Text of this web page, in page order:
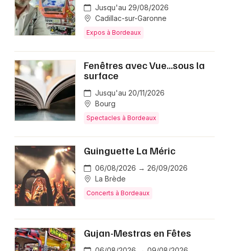
Jusqu'au 29/08/2026
Cadillac-sur-Garonne
Expos à Bordeaux
Fenêtres avec Vue...sous la
surface
Jusqu'au 20/11/2026
Bourg
Spectacles à Bordeaux
Guinguette La Méric
06/08/2026 → 26/09/2026
La Brède
Concerts à Bordeaux
Gujan-Mestras en Fêtes